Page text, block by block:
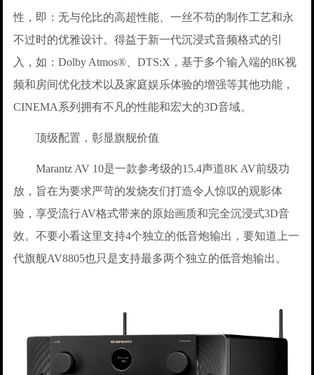
性，即：无与伦比的高超性能、一丝不苟的制作工艺和永
不过时的优雅设计。得益于新一代沉浸式音频格式的引
入，如：Dolby Atmos®、DTS:X，基于多个输入端的8K视
频和房间优化技术以及家庭娱乐体验的增强等其他功能，
CINEMA系列拥有不凡的性能和宏大的3D音域。
顶级配置，彰显旗舰价值
Marantz AV 10是一款参考级的15.4声道8K AV前级功
放，旨在为要求严苛的发烧友们打造令人惊叹的观影体
验，享受流行AV格式带来的原始画质和完全沉浸式3D音
效。不要小看这里支持4个独立的低音炮输出，要知道上一
代旗舰AV8805也只是支持最多两个独立的低音炮输出。